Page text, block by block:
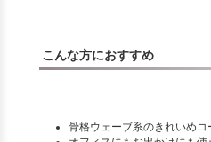
こんな方におすすめ
骨格ウェーブ系のきれいめコ